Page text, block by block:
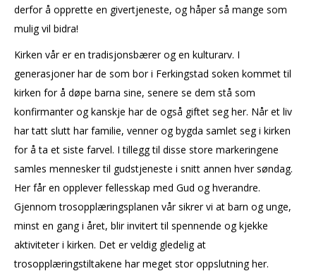
derfor å opprette en givertjeneste, og håper så mange som
mulig vil bidra!
Kirken vår er en tradisjonsbærer og en kulturarv. I
generasjoner har de som bor i Ferkingstad soken kommet til
kirken for å døpe barna sine, senere se dem stå som
konfirmanter og kanskje har de også giftet seg her. Når et liv
har tatt slutt har familie, venner og bygda samlet seg i kirken
for å ta et siste farvel. I tillegg til disse store markeringene
samles mennesker til gudstjeneste i snitt annen hver søndag.
Her får en opplever fellesskap med Gud og hverandre.
Gjennom trosopplæringsplanen vår sikrer vi at barn og unge,
minst en gang i året, blir invitert til spennende og kjekke
aktiviteter i kirken. Det er veldig gledelig at
trosopplæringstiltakene har meget stor oppslutning her.